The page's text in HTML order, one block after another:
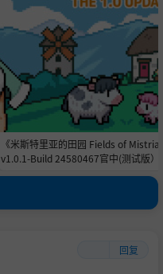
《米斯特里亚的田园 Fields of Mistria
v1.0.1-Build 24580467官中(测试版）
安装-简中625.0MB付汉化补丁地址
回复